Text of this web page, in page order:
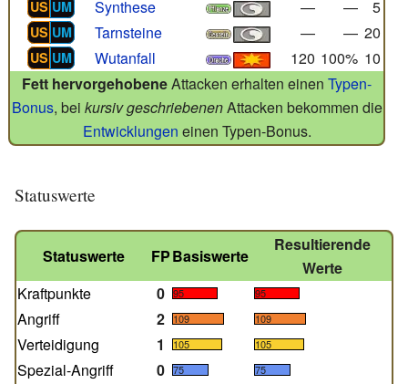
US UM Synthese — — 5
US UM Tarnsteine — — 20
US UM Wutanfall 120 100% 10
Fett hervorgehobeneAttacken erhalten einen Typen-
Bonus, bei kursiv geschriebenenAttacken bekommen die
Entwicklungen einen Typen-Bonus.
Statuswerte
Statuswerte FPBasiswerte
Resultierende
Werte
Kraftpunkte
0 95 95
Angriff 2 109 109
Verteidigung 1 105 105
Spezial-Angriff 0 75 75